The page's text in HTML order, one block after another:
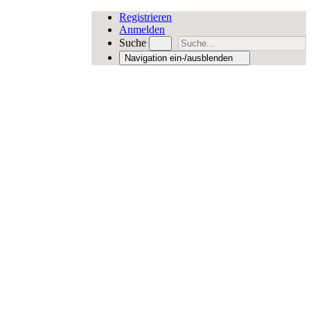
Registrieren
Anmelden
Suche
Navigation ein-/ausblenden